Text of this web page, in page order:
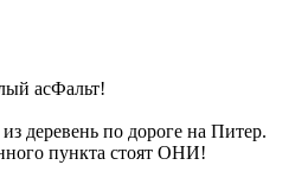
асФальт!
деревень по дороге на Питер.
пункта стоят ОНИ!